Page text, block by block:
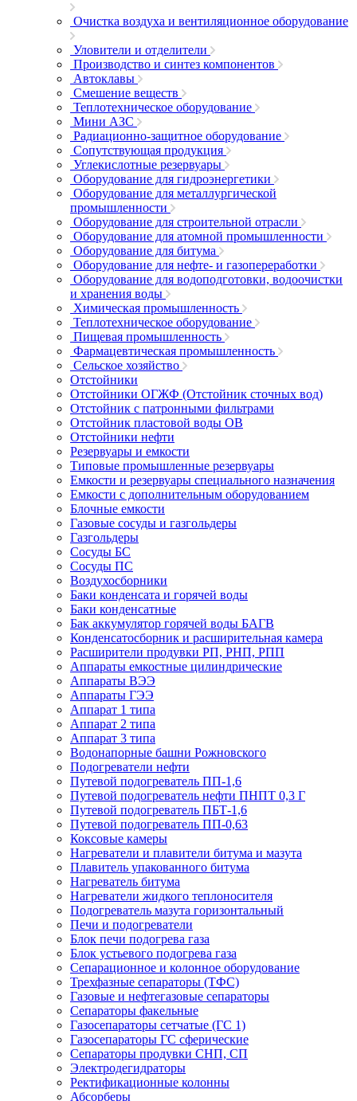
Очистка воздуха и вентиляционное оборудование
Уловители и отделители
Производство и синтез компонентов
Автоклавы
Смешение веществ
Теплотехническое оборудование
Мини АЗС
Радиационно-защитное оборудование
Сопутствующая продукция
Углекислотные резервуары
Оборудование для гидроэнергетики
Оборудование для металлургической
промышленности
Оборудование для строительной отрасли
Оборудование для атомной промышленности
Оборудование для битума
Оборудование для нефте- и газопереработки
Оборудование для водоподготовки, водоочистки
и хранения воды
Химическая промышленность
Теплотехническое оборудование
Пищевая промышленность
Фармацевтическая промышленность
Сельское хозяйство
Отстойники
Отстойники ОГЖФ (Отстойник сточных вод)
Отстойник с патронными фильтрами
Отстойник пластовой воды ОВ
Отстойники нефти
Резервуары и емкости
Типовые промышленные резервуары
Емкости и резервуары специального назначения
Емкости с дополнительным оборудованием
Блочные емкости
Газовые сосуды и газгольдеры
Газгольдеры
Сосуды БС
Сосуды ПС
Воздухосборники
Баки конденсата и горячей воды
Баки конденсатные
Бак аккумулятор горячей воды БАГВ
Конденсатосборник и расширительная камера
Расширители продувки РП, РНП, РПП
Аппараты емкостные цилиндрические
Аппараты ВЭЭ
Аппараты ГЭЭ
Аппарат 1 типа
Аппарат 2 типа
Аппарат 3 типа
Водонапорные башни Рожновского
Подогреватели нефти
Путевой подогреватель ПП-1,6
Путевой подогреватель нефти ПНПТ 0,3 Г
Путевой подогреватель ПБТ-1,6
Путевой подогреватель ПП-0,63
Коксовые камеры
Нагреватели и плавители битума и мазута
Плавитель упакованного битума
Нагреватель битума
Нагреватели жидкого теплоносителя
Подогреватель мазута горизонтальный
Печи и подогреватели
Блок печи подогрева газа
Блок устьевого подогрева газа
Сепарационное и колонное оборудование
Трехфазные сепараторы (ТФС)
Газовые и нефтегазовые сепараторы
Сепараторы факельные
Газосепараторы сетчатые (ГС 1)
Газосепараторы ГС сферические
Сепараторы продувки СНП, СП
Электродегидраторы
Ректификационные колонны
Абсорберы